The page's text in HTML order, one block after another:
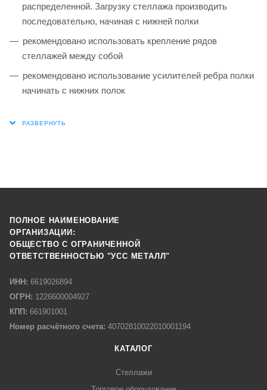
распределенной. Загрузку стеллажа производить
последовательно, начиная с нижней полки
рекомендовано использовать крепление рядов
стеллажей между собой
рекомендовано использование усилителей ребра полки
начинать с нижних полок
ПОЛНОЕ НАИМЕНОВАНИЕ
ОРГАНИЗАЦИИ:
ОБЩЕСТВО С ОГРАНИЧЕННОЙ
ОТВЕТСТВЕННОСТЬЮ "УСС МЕТАЛЛ"
ИНН: 6619026894
ОГРН: 1226600004927
КПП: 661901001
Номер расчётного счета: 40702810022010001194
КАТАЛОГ
Стеллажи